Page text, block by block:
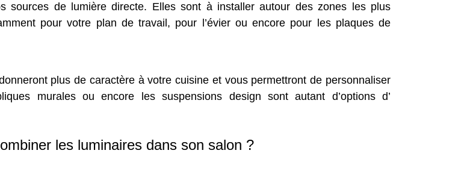
sources de lumière directe. Elles sont à installer autour des zones les plus
pour votre plan de travail, pour l’évier ou encore pour les plaques de
plus de caractère à votre cuisine et vous permettront de personnaliser
murales ou encore les suspensions design sont autant d’options d’
les luminaires dans son salon ?